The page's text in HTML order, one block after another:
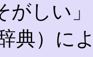
がしい
典）に